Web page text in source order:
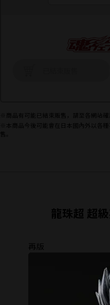
※商品有可能已結束販售，請至各網站確
※本商品今後可能會在日本國內外以各
售。
龍珠超 超
再版